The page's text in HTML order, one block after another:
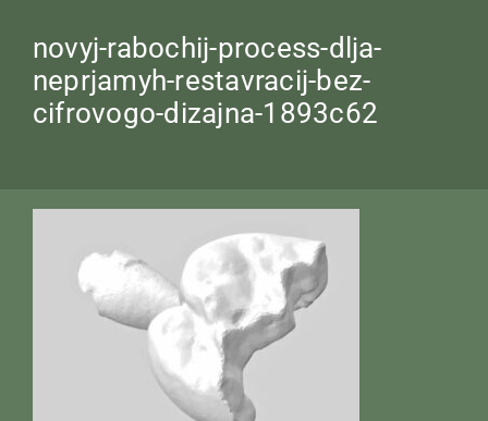
novyj-rabochij-process-dlja-
neprjamyh-restavracij-bez-
cifrovogo-dizajna-1893c62